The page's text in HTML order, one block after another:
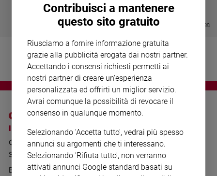
giorno
giorno
Società
e
valori
Ambiente
- VOL DA 1 AL 5
€ 64,50
Visualizza tutte le collection
I SITI SAN PAOLO
GRUPPO EDITORIALE
SAN PAOLO
BENESSERE
NOTE LEGALI
PRIVACY POLICY
INFORMATIVA
WHISTLEBLOWING
Contribuisci a mantenere
questo sito gratuito
Riusciamo a fornire informazione gratuita
grazie alla pubblicità erogata dai nostri partner.
Accettando i consensi richiesti permetti ai
nostri partner di creare un'esperienza
personalizzata ed offrirti un miglior servizio.
Avrai comunque la possibilità di revocare il
consenso in qualunque momento.
Selezionando 'Accetta tutto', vedrai più spesso
annunci su argomenti che ti interessano.
Selezionando 'Rifiuta tutto', non verranno
attivati annunci Google standard basati su